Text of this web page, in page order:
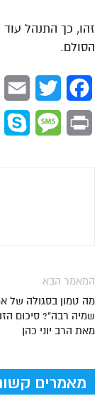
זהו, כך התנהל
הסולם.
Facebook
Twitter
Print
המאמר הבא
מה טמון בסגולה של
שמיה רבה"? סיכום
מאת הרב יוני כהן
מאמרים